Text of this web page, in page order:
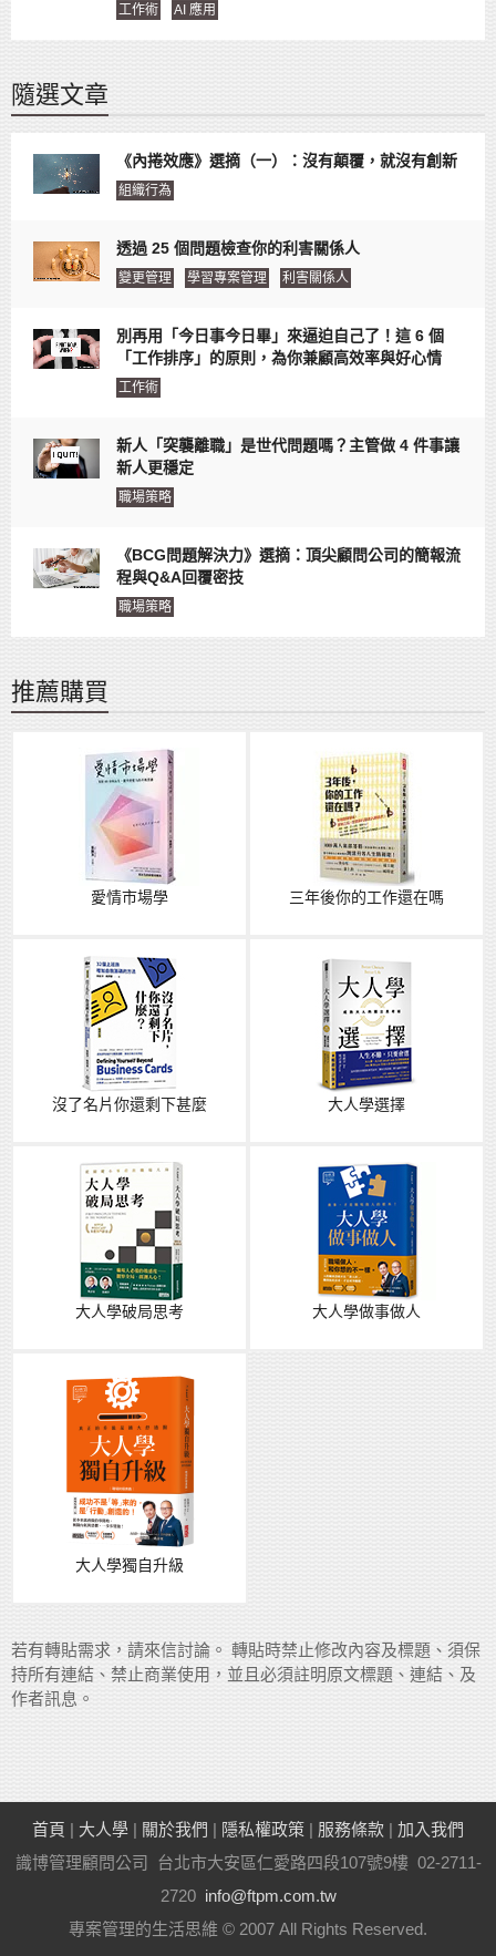
工作術 AI 應用
隨選文章
《內捲效應》選摘（一）：沒有顛覆，就沒有創新
組織行為
透過 25 個問題檢查你的利害關係人
變更管理 學習專案管理 利害關係人
別再用「今日事今日畢」來逼迫自己了！這 6 個
「工作排序」的原則，為你兼顧高效率與好心情
工作術
新人「突襲離職」是世代問題嗎？主管做 4 件事讓
新人更穩定
職場策略
《BCG問題解決力》選摘：頂尖顧問公司的簡報流
程與Q&A回覆密技
職場策略
推薦購買
愛情市場學 三年後你的工作還在嗎
沒了名片你還剩下甚麼 大人學選擇
大人學破局思考 大人學做事做人
大人學獨自升級
若有轉貼需求，請來信討論。 轉貼時禁止修改內容及標題、須保
持所有連結、禁止商業使用，並且必須註明原文標題、連結、及
作者訊息。
首頁 | 大人學 | 關於我們 | 隱私權政策 | 服務條款 | 加入我們
識博管理顧問公司 台北市大安區仁愛路四段107號9樓 02-2711-
2720 info@ftpm.com.tw
專案管理的生活思維 © 2007 All Rights Reserved.